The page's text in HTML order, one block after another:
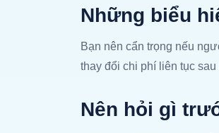
Những biểu
Bạn nên cẩn trọng nếu
thay đổi chi phí liên tục sau
Nên hỏi gì